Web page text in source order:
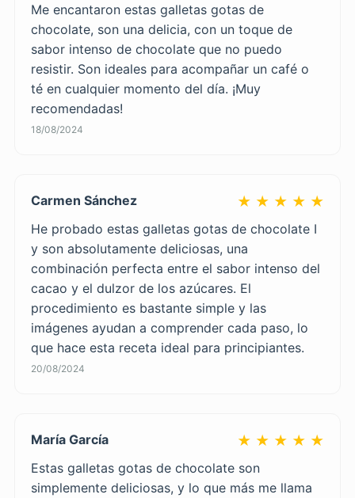
Me encantaron estas galletas gotas de
chocolate, son una delicia, con un toque de
sabor intenso de chocolate que no puedo
resistir. Son ideales para acompañar un café o
té en cualquier momento del día. ¡Muy
recomendadas!
18/08/2024
Carmen Sánchez ★ ★ ★ ★ ★
He probado estas galletas gotas de chocolate I
y son absolutamente deliciosas, una
combinación perfecta entre el sabor intenso del
cacao y el dulzor de los azúcares. El
procedimiento es bastante simple y las
imágenes ayudan a comprender cada paso, lo
que hace esta receta ideal para principiantes.
20/08/2024
María García ★ ★ ★ ★ ★
Estas galletas gotas de chocolate son
simplemente deliciosas, y lo que más me llama